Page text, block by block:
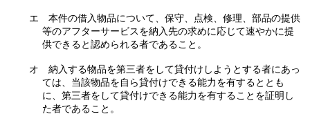
エ 本件の借入物品について、保守、点検、修理、部品の提供
等のアフターサービスを納入先の求めに応じて速やかに提
供できると認められる者であること。
オ 納 入する物品を第三者をして貸付けしようとする者にあっ
ては、当該物品を自ら貸付けできる能力を有するととも
に、第三者をして貸付けできる能力を有することを証明し
た者であること。